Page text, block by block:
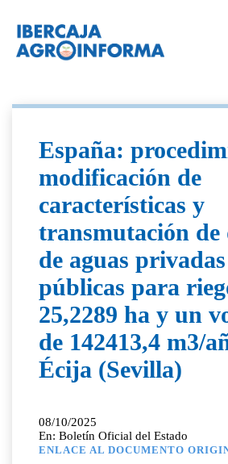
España:
modificación de
características y
transmutación de
de aguas
públicas para
25,2289 ha y un
de 142413,4 m3/
Écija (Sevilla)
08/10/2025
En: Boletín Oficial del Estado
ENLACE AL DOCUMENTO